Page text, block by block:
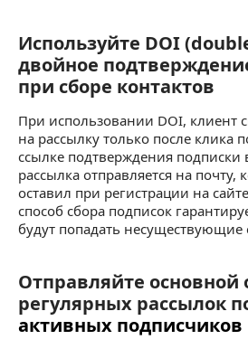
Используйте DOI (double
Используйте DOI
двойное
при сборе контактов
При использовании DOI, клиент
на рассылку только после клика
ссылке подтверждения подписки
рассылка отправляется на почту,
оставил при регистрации на
способ сбора подписок
будут попадать несуществующие
Отправляйте основной
Отправляйте основной
регулярных рассылок
активных подписчиков